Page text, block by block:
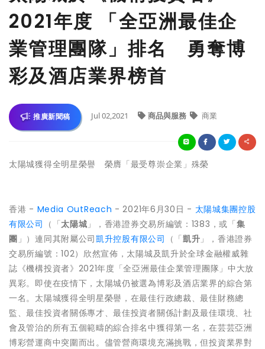
2021年度 「全亞洲最佳企
業管理團隊」排名 勇奪博
彩及酒店業界榜首
推廣新聞稿 Jul 02,2021 商品與服務 商業
太陽城獲得全明星榮譽 榮膺「最受尊崇企業」殊榮
香港 - Media OutReach - 2021年6月30日 - 太陽城集團控股
有限公司 （「太陽城」，香港證券交易所編號：1383，或「集
團」）連同其附屬公司凱升控股有限公司 （「凱升」，香港證券
交易所編號：102）欣然宣佈，太陽城及凱升於全球金融權威雜
誌《機構投資者》2021年度「全亞洲最佳企業管理團隊」中大放
異彩。即使在疫情下，太陽城仍被選為博彩及酒店業界的綜合第
一名。太陽城獲得全明星榮譽，在最佳行政總裁、最佳財務總
監、最佳投資者關係專才、最佳投資者關係計劃及最佳環境、社
會及管治的所有五個範疇的綜合排名中獲得第一名，在芸芸亞洲
博彩營運商中突圍而出。儘管營商環境充滿挑戰，但投資業界對